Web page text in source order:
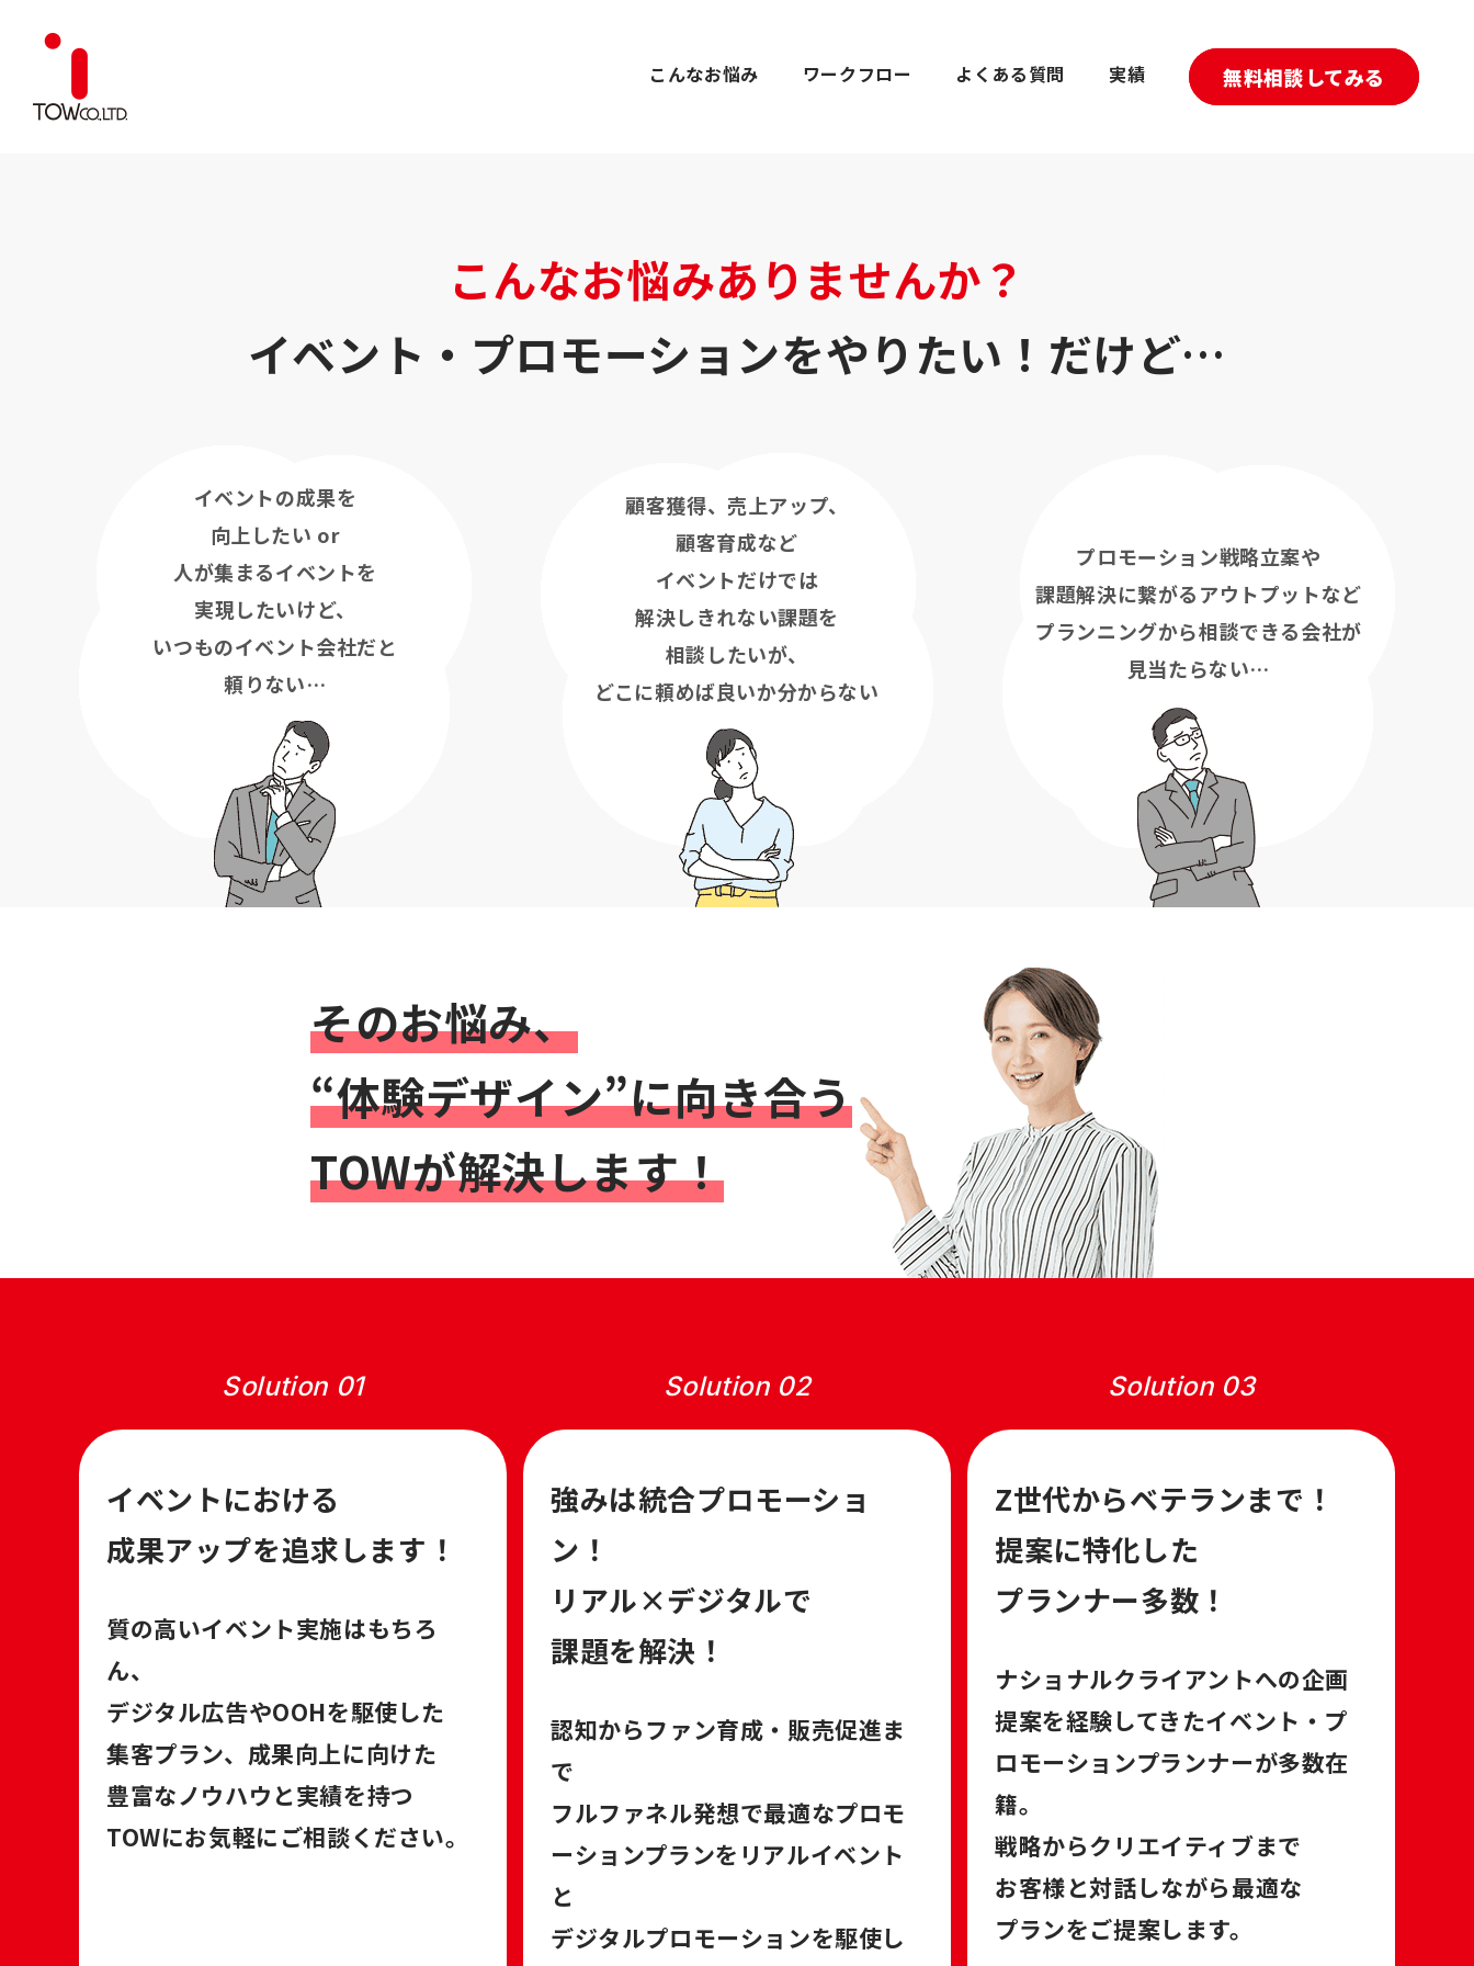
こんなお悩み ワークフロー よくある質問 実績 無料相談してみる
こんなお悩みありませんか？
イベント・プロモーションをやりたい！だけど…
イベントの成果を
向上したい or
人が集まるイベントを
実現したいけど、
いつものイベント会社だと
頼りない…
顧客獲得、売上アップ、
顧客育成など
イベントだけでは
解決しきれない課題を
相談したいが、
どこに頼めば良いか分からない
プロモーション戦略立案や
課題解決に繋がるアウトプットなど
プランニングから相談できる会社が
見当たらない…
そのお悩み、
“体験デザイン”に向き合う
TOWが解決します！
Solution 01
イベントにおける
成果アップを追求します！
質の高いイベント実施はもちろ
ん、
デジタル広告やOOHを駆使した
集客プラン、成果向上に向けた
豊富なノウハウと実績を持つ
TOWにお気軽にご相談ください。
Solution 02
強みは統合プロモーショ
ン！
リアル×デジタルで
課題を解決！
認知からファン育成・販売促進ま
で
フルファネル発想で最適なプロモ
ーションプランをリアルイベント
と
デジタルプロモーションを駆使し
Solution 03
Z世代からベテランまで！
提案に特化した
プランナー多数！
ナショナルクライアントへの企画
提案を経験してきたイベント・プ
ロモーションプランナーが多数在
籍。
戦略からクリエイティブまで
お客様と対話しながら最適な
プランをご提案します。